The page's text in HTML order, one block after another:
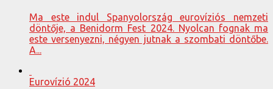
Ma este indul Spanyolország eurovíziós nemzeti
döntője, a Benidorm Fest 2024. Nyolcan fognak ma
este versenyezni, négyen jutnak a szombati döntőbe.
A...
Eurovízió 2024